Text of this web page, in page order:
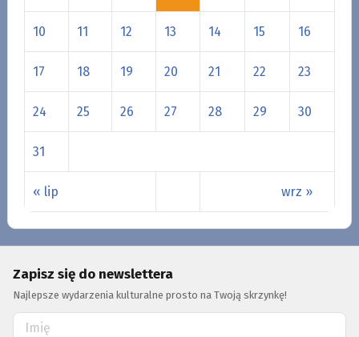
« lip wrz »
10 11 12 13 14 15 16
17 18 19 20 21 22 23
24 25 26 27 28 29 30
31
Zapisz się do newslettera
Najlepsze wydarzenia kulturalne prosto na Twoją skrzynkę!